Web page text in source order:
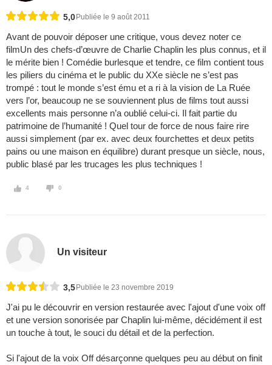
5,0 Publiée le 9 août 2011
Avant de pouvoir déposer une critique, vous devez noter ce
filmUn des chefs-d’œuvre de Charlie Chaplin les plus connus, et il
le mérite bien ! Comédie burlesque et tendre, ce film contient tous
les piliers du cinéma et le public du XXe siècle ne s’est pas
trompé : tout le monde s’est ému et a ri à la vision de La Ruée
vers l’or, beaucoup ne se souviennent plus de films tout aussi
excellents mais personne n’a oublié celui-ci. Il fait partie du
patrimoine de l’humanité ! Quel tour de force de nous faire rire
aussi simplement (par ex. avec deux fourchettes et deux petits
pains ou une maison en équilibre) durant presque un siècle, nous,
public blasé par les trucages les plus techniques !
4 0
Un visiteur
3,5 Publiée le 23 novembre 2019
J'ai pu le découvrir en version restaurée avec l'ajout d'une voix off
et une version sonorisée par Chaplin lui-même, décidément il est
un touche à tout, le souci du détail et de la perfection.
Si l'ajout de la voix Off désarçonne quelques peu au début on finit